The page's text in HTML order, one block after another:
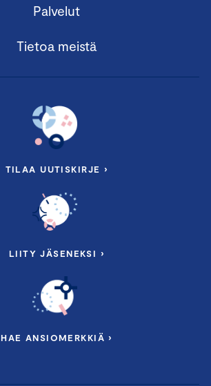
Palvelut
Tietoa meistä
TILAA UUTISKIRJE ›
LIITY JÄSENEKSI ›
HAE ANSIOMERKKIÄ ›